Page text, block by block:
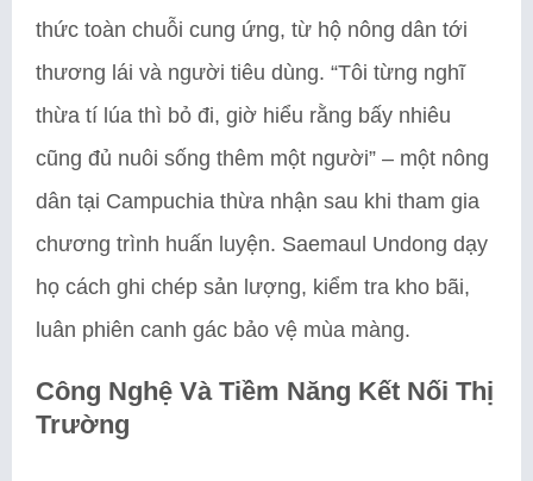
thức toàn chuỗi cung ứng, từ hộ nông dân tới
thương lái và người tiêu dùng. “Tôi từng nghĩ
thừa tí lúa thì bỏ đi, giờ hiểu rằng bấy nhiêu
cũng đủ nuôi sống thêm một người” – một nông
dân tại Campuchia thừa nhận sau khi tham gia
chương trình huấn luyện. Saemaul Undong dạy
họ cách ghi chép sản lượng, kiểm tra kho bãi,
luân phiên canh gác bảo vệ mùa màng.
Công Nghệ Và Tiềm Năng Kết Nối Thị
Trường